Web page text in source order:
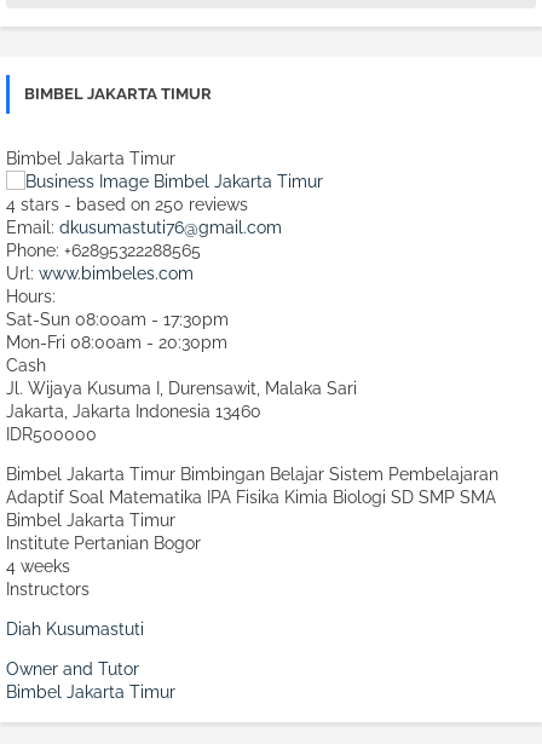
BIMBEL JAKARTA TIMUR
Bimbel Jakarta Timur
4 stars - based on 250 reviews
Email: dkusumastuti76@gmail.com
Phone: +62895322288565
Url: www.bimbeles.com
Hours:
Sat-Sun 08:00am - 17:30pm
Mon-Fri 08:00am - 20:30pm
Cash
Jl. Wijaya Kusuma I, Durensawit, Malaka Sari
Jakarta Jakarta Indonesia 13460
IDR500000
Bimbel Jakarta Timur Bimbingan Belajar Sistem Pembelajaran
Adaptif Soal Matematika IPA Fisika Kimia Biologi SD SMP SMA
Bimbel Jakarta Timur
Institute Pertanian Bogor
4 weeks
Instructors
Diah Kusumastuti
Owner and Tutor
Bimbel Jakarta Timur